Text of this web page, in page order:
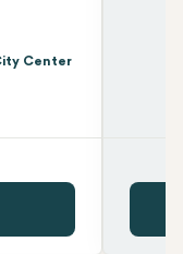
Center